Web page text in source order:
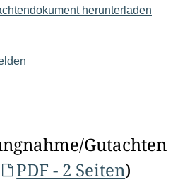
herunterladen
Gutachten
PDF - 2 Seiten)